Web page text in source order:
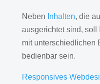
Neben Inhalten, die
ausgerichtet sind, soll
mit unterschiedlichen
bedienbar sein.
Responsives